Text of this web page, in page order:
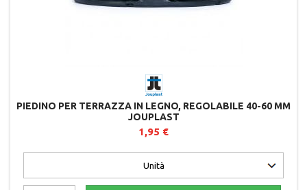
PIEDINO PER TERRAZZA IN LEGNO, REGOLABILE 40-60 MM
JOUPLAST
1,95 €